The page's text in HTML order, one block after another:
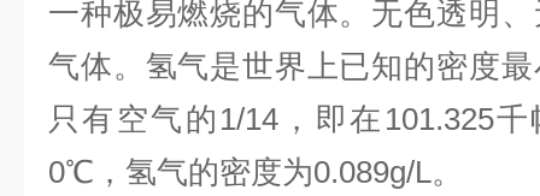
一种极易燃烧的气体。无色透明
气体。氢气是世界上已知的密度
只有空气的1/14，即在101.325
0℃，氢气的密度为0.089g/L。